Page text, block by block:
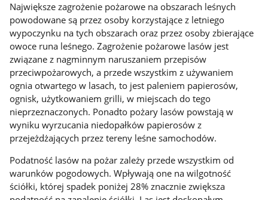
Największe zagrożenie pożarowe na obszarach leśnych
powodowane są przez osoby korzystające z letniego
wypoczynku na tych obszarach oraz przez osoby zbierające
owoce runa leśnego. Zagrożenie pożarowe lasów jest
związane z nagminnym naruszaniem przepisów
przeciwpożarowych, a przede wszystkim z używaniem
ognia otwartego w lasach, to jest paleniem papierosów,
ognisk, użytkowaniem grilli, w miejscach do tego
nieprzeznaczonych. Ponadto pożary lasów powstają w
wyniku wyrzucania niedopałków papierosów z
przejeżdżających przez tereny leśne samochodów.
Podatność lasów na pożar zależy przede wszystkim od
warunków pogodowych. Wpływają one na wilgotność
ściółki, której spadek poniżej 28% znacznie zwiększa